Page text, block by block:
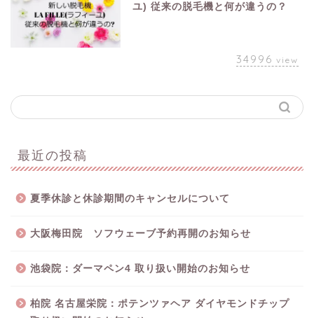
ユ) 従来の脱毛機と何が違うの？
34996 view
最近の投稿
夏季休診と休診期間のキャンセルについて
大阪梅田院 ソフウェーブ予約再開のお知らせ
池袋院：ダーマペン4 取り扱い開始のお知らせ
柏院 名古屋栄院：ポテンツァヘア ダイヤモンドチップ